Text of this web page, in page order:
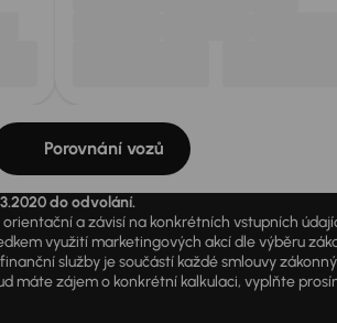
Porovnání vozů
do odvolání.
a závisí na konkrétních vstupních
využití marketingových akcí dle výběru
služby je součástí každé smlouvy
máte zájem o konkrétní kalkulaci, vyplňte